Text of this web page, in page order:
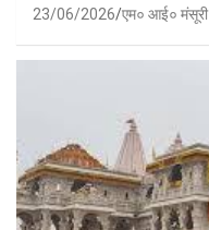
23/06/2026 एम० आई० मंसूरी